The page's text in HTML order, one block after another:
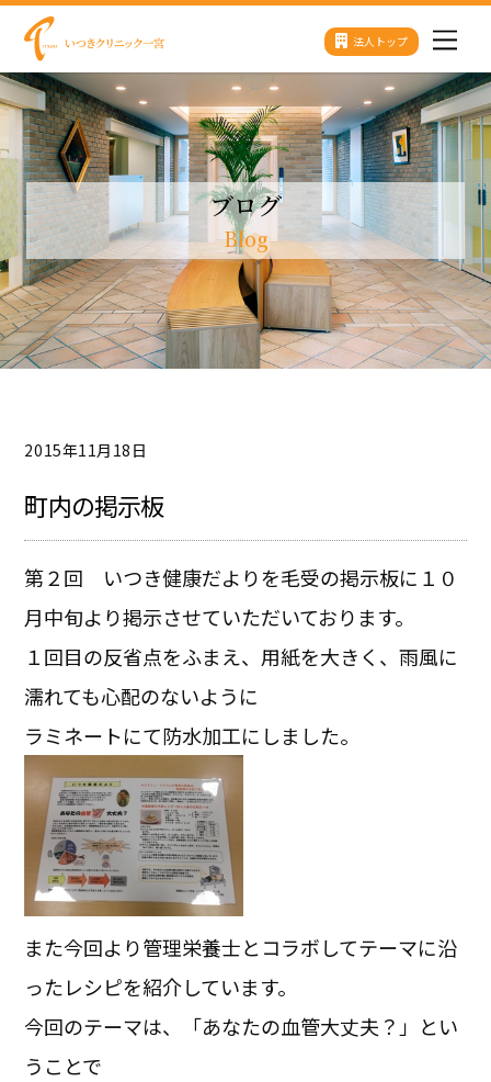
content
法人トップ
ブログ
Blog
2015年11月18日
町内の掲示板
第２回 いつき健康だよりを毛受の掲示板に１０
月中旬より掲示させていただいております。
１回目の反省点をふまえ、用紙を大きく、雨風に
濡れても心配のないように
ラミネートにて防水加工にしました。
また今回より管理栄養士とコラボしてテーマに沿
ったレシピを紹介しています。
今回のテーマは、「あなたの血管大丈夫？」とい
うことで